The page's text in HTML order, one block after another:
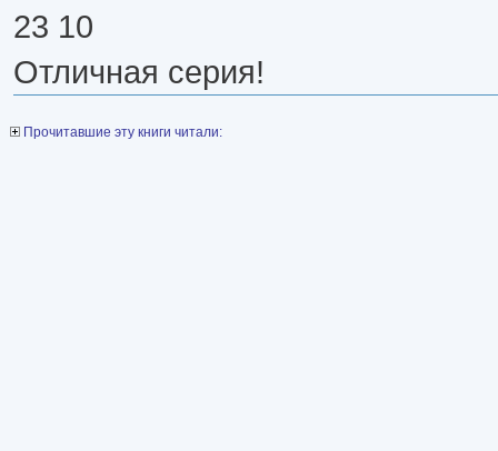
23 10
Отличная серия!
Прочитавшие эту книги читали: